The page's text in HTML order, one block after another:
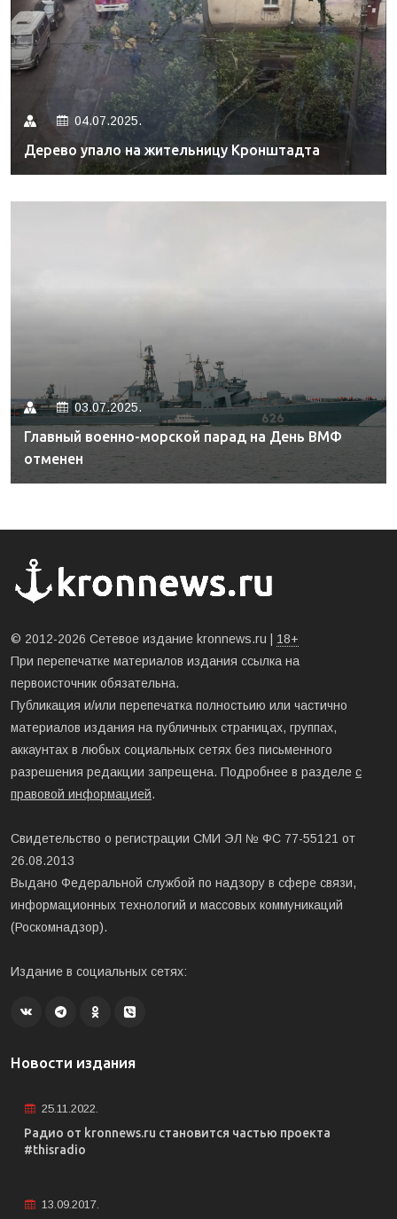
04.07.2025.
Дерево упало на жительницу Кронштадта
03.07.2025.
Главный военно-морской парад на День ВМФ
отменен
© 2012-2026 Сетевое издание kronnews.ru | 18+
При перепечатке материалов издания ссылка на
первоисточник обязательна.
Публикация и/или перепечатка полностьию или частично
материалов издания на публичных страницах, группах,
аккаунтах в любых социальных сетях без письменного
разрешения редакции запрещена. Подробнее в разделе с
правовой информацией.
Свидетельство о регистрации СМИ ЭЛ № ФС 77-55121 от
26.08.2013
Выдано Федеральной службой по надзору в сфере связи,
информационных технологий и массовых коммуникаций
(Роскомнадзор).
Издание в социальных сетях:
Новости издания
25.11.2022.
Радио от kronnews.ru становится частью проекта
#thisradio
13.09.2017.